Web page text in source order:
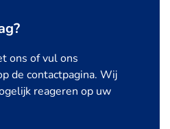
ons of vul ons
de contactpagina. Wij
reageren op uw